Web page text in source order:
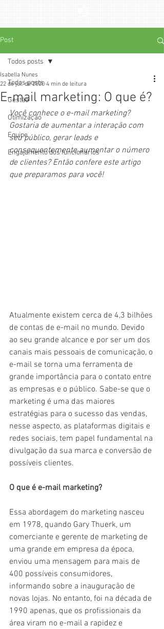
Post
Todos posts
Gestão
Otimização
Equipe
Engajamento dos funcionários
Todos posts
E-mail marketing: O que é?
Isabella Nunes
22 de jul. de 2020 4 min de leitura
Você conhece o e-mail marketing?
Gostaria de aumentar a interação com
seu público, gerar leads e
consequentemente aumentar o número
de clientes? Então confere este artigo
que preparamos para você!
Atualmente existem cerca de 4,3 bilhões
de contas de e-mail no mundo. Devido
ao seu grande alcance e por ser um dos
canais mais pessoais de comunicação, o
e-mail se torna uma ferramenta de
grande importância para o contato entre
as empresas e o público. Sabe-se que o
marketing é uma das maiores
estratégias para o sucesso das vendas,
nesse aspecto, as plataformas digitais e
redes sociais, tem papel fundamental na
divulgação da sua marca e conversão de
possíveis clientes.
O que é e-mail marketing?
Essa abordagem do marketing nasceu
em 1978, quando Gary Thuerk, um
comerciante e gerente de marketing de
uma grande em empresa da época,
enviou uma mensagem para mais de
400 possíveis consumidores,
informando sobre a inauguração de
novas lojas. No entanto, foi na década de
1990 apenas, que os profissionais da
área viram no e-mail a rapidez e